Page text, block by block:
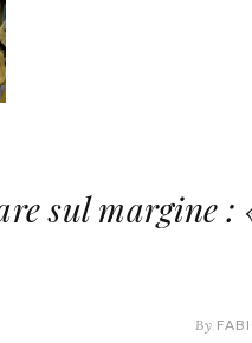
sul margine
By